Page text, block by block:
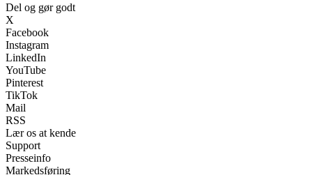
Del og gør godt
X
Facebook
Instagram
LinkedIn
YouTube
Pinterest
TikTok
Mail
RSS
Lær os at kende
Support
Presseinfo
Markedsføring